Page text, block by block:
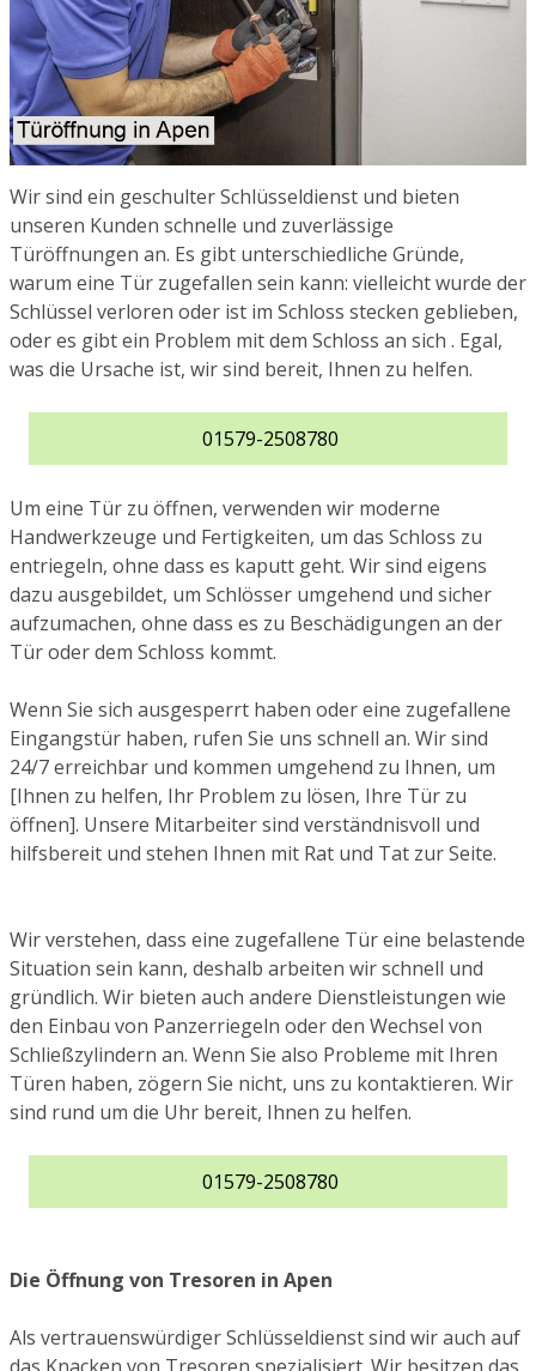
Wir sind ein geschulter Schlüsseldienst und bieten
unseren Kunden schnelle und zuverlässige
Türöffnungen an. Es gibt unterschiedliche Gründe,
warum eine Tür zugefallen sein kann: vielleicht wurde der
Schlüssel verloren oder ist im Schloss stecken geblieben,
oder es gibt ein Problem mit dem Schloss an sich . Egal,
was die Ursache ist, wir sind bereit, Ihnen zu helfen.
01579-2508780
Um eine Tür zu öffnen, verwenden wir moderne
Handwerkzeuge und Fertigkeiten, um das Schloss zu
entriegeln, ohne dass es kaputt geht. Wir sind eigens
dazu ausgebildet, um Schlösser umgehend und sicher
aufzumachen, ohne dass es zu Beschädigungen an der
Tür oder dem Schloss kommt.
Wenn Sie sich ausgesperrt haben oder eine zugefallene
Eingangstür haben, rufen Sie uns schnell an. Wir sind
24/7 erreichbar und kommen umgehend zu Ihnen, um
[Ihnen zu helfen, Ihr Problem zu lösen, Ihre Tür zu
öffnen]. Unsere Mitarbeiter sind verständnisvoll und
hilfsbereit und stehen Ihnen mit Rat und Tat zur Seite.
Wir verstehen, dass eine zugefallene Tür eine belastende
Situation sein kann, deshalb arbeiten wir schnell und
gründlich. Wir bieten auch andere Dienstleistungen wie
den Einbau von Panzerriegeln oder den Wechsel von
Schließzylindern an. Wenn Sie also Probleme mit Ihren
Türen haben, zögern Sie nicht, uns zu kontaktieren. Wir
sind rund um die Uhr bereit, Ihnen zu helfen.
01579-2508780
Die Öffnung von Tresoren in Apen
Als vertrauenswürdiger Schlüsseldienst sind wir auch auf